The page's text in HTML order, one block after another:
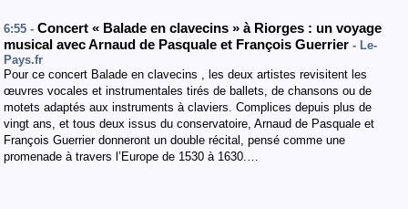
6:55 - Concert « Balade en clavecins » à Riorges : un voyage
musical avec Arnaud de Pasquale et François Guerrier - Le-
Pays.fr
Pour ce concert Balade en clavecins , les deux artistes revisitent les
œuvres vocales et instrumentales tirés de ballets, de chansons ou de
motets adaptés aux instruments à claviers. Complices depuis plus de
vingt ans, et tous deux issus du conservatoire, Arnaud de Pasquale et
François Guerrier donneront un double récital, pensé comme une
promenade à travers l’Europe de 1530 à 1630.…